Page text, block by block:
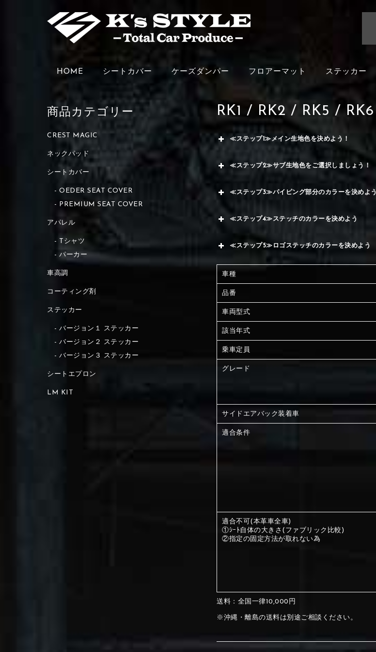
HOME シートカバー ケーズダンパー フロアーマット ステッカー
RK1 / RK2 / RK5 / RK6
≪ステップ1≫メイン生地色を決めよう！
⑤Dark Brown
≪ステップ2≫サブ生地色をご選択しましょう！
≪ステップ3≫パイピング部分のカラーを決めよう
≪ステップ4≫ステッチのカラーを決めよう
⑤Ivory
≪ステップ5≫ロゴステッチのカラーを決めよう
⑤Ivory
車種
品番
車両型式
該当年式
乗車定員
グレード
サイドエアバック装着車
適合条件
適合不可(本革車全車)
①ｼｰﾄ自体の大きさ(ファブリック比較)
②指定の固定方法が取れない為
送料：全国一律10,000円
※沖縄・離島の送料は別途ご相談ください。
商品カテゴリー
CREST MAGIC
ネックパッド
シートカバー
OEDER SEAT COVER
PREMIUM SEAT COVER
アパレル
Tシャツ
パーカー
車高調
コーティング剤
ステッカー
バージョン１ ステッカー
バージョン２ ステッカー
バージョン３ ステッカー
シートエプロン
LM KIT